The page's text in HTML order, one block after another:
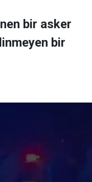
bir asker
bir